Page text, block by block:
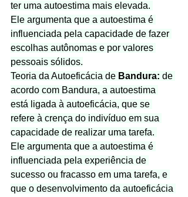
ter uma autoestima mais elevada.
Ele argumenta que a autoestima é
influenciada pela capacidade de fazer
escolhas autônomas e por valores
pessoais sólidos.
Teoria da Autoeficácia de Bandura: de
acordo com Bandura, a autoestima
está ligada à autoeficácia, que se
refere à crença do indivíduo em sua
capacidade de realizar uma tarefa.
Ele argumenta que a autoestima é
influenciada pela experiência de
sucesso ou fracasso em uma tarefa, e
que o desenvolvimento da autoeficácia